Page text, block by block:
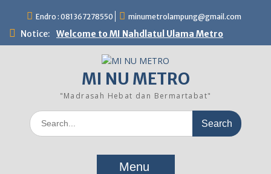
content
Endro : 081367278550 minumetrolampung@gmail.com
Notice: Welcome to MI Nahdlatul Ulama Metro
MI NU METRO
"Madrasah Hebat dan Bermartabat"
Search
for:
Menu